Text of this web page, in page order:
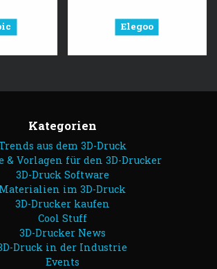
Elegoo
Kategorien
aus dem 3D-Druck
& Vorlagen für den 3D-Drucker
3D-Druck Software
Materialien im 3D-Druck
3D-Drucker kaufen
Cool Stuff
3D-Drucker News
Druck in der Industrie
Events